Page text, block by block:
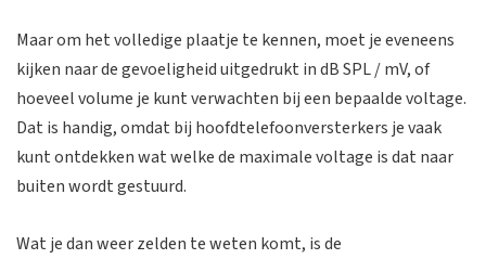
Maar om het volledige plaatje te kennen, moet je eveneens
kijken naar de gevoeligheid uitgedrukt in dB SPL / mV, of
hoeveel volume je kunt verwachten bij een bepaalde voltage.
Dat is handig, omdat bij hoofdtelefoonversterkers je vaak
kunt ontdekken wat welke de maximale voltage is dat naar
buiten wordt gestuurd.
Wat je dan weer zelden te weten komt, is de